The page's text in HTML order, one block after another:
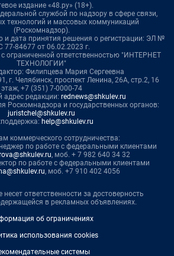
издание «48.ру» (18+).
службой по надзору в сфере связи,
технологий и массовых коммуникаций
(Роскомнадзор).
и дата принятия решения о регистрации: ЭЛ №
77-84677 от 06.02.2023 г.
ограниченной ответственностью "ИНТЕРНЕТ
ТЕХНОЛОГИИ"
Филипцева Мария Сергеевна
г. Челябинск, проспект Ленина, 26А, стр.2, 16
этаж, +7 (351) 7-0000-74
адрес редакции: rednews@shkulev.ru
Роскомнадзора и государственных органов:
juristchel@shkulev.ru
help@shkulev.ru
коммерческого сотрудничества:
по работе с федеральными клиентами
, моб. + 7 982 640 34 32
по работе с федеральными клиентами
, моб. +7 910 402 4056
несет ответственности за достоверность
в рекламных объявлениях.
об ограничениях
использования cookies
системы